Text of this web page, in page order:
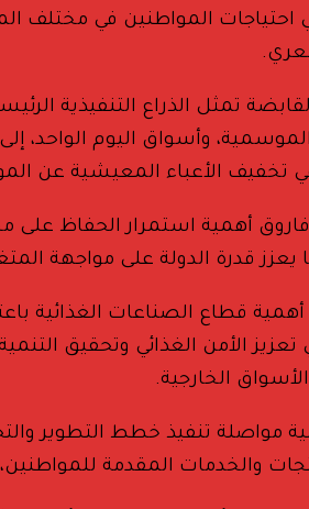
احتياجات المواطنين في مختلف
تمثل الذراع التنفيذية
وأسواق اليوم الواحد،
تخفيف الأعباء المعيشية عن
أهمية استمرار الحفاظ على
يعزز قدرة الدولة على مواجهة
قطاع الصناعات الغذائية
تعزيز الأمن الغذائي وتحقيق
الخارجية.
مواصلة تنفيذ خطط التطوير
والخدمات المقدمة